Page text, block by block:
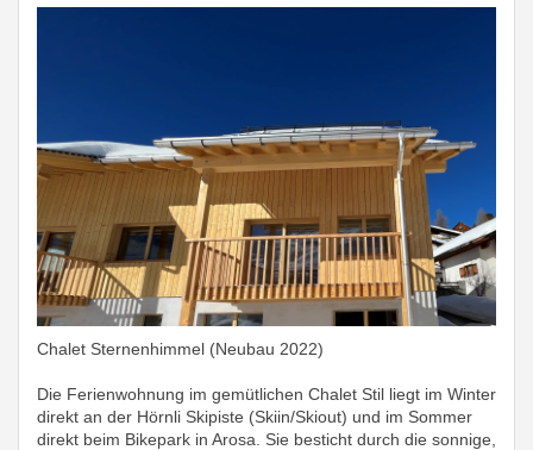
Chalet Sternenhimmel (Neubau 2022)
Die Ferienwohnung im gemütlichen Chalet Stil liegt im Winter
direkt an der Hörnli Skipiste (Skiin/Skiout) und im Sommer
direkt beim Bikepark in Arosa. Sie besticht durch die sonnige,